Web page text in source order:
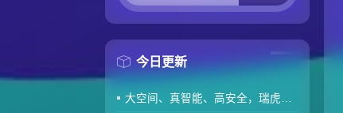
今日更新
大空间、真智能、高安全，瑞虎8 PLUS非凡冠军为何更适合多孩家庭？